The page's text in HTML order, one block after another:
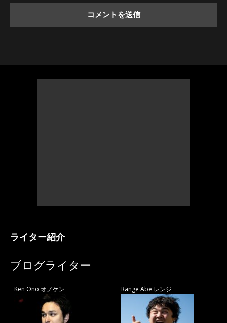
ライター紹介
ブログライター
Ken Ono オノケン Range Abe レンジ